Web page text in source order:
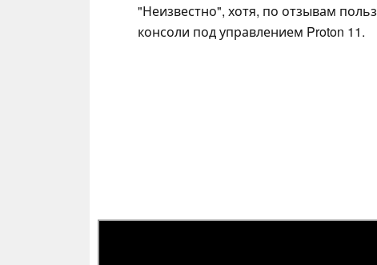
"Неизвестно", хотя, по отзывам
консоли под управлением Proton 11.